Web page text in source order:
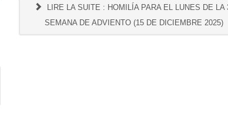
LIRE LA SUITE : HOMILÍA PARA EL LUNES DE LA
SEMANA DE ADVIENTO (15 DE DICIEMBRE 2025)